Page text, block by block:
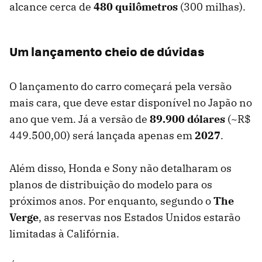
alcance cerca de 480 quilômetros (300 milhas).
Um lançamento cheio de dúvidas
O lançamento do carro começará pela versão
mais cara, que deve estar disponível no Japão no
ano que vem. Já a versão de 89.900 dólares (~R$
449.500,00) será lançada apenas em2027.
Além disso, Honda e Sony não detalharam os
planos de distribuição do modelo para os
próximos anos. Por enquanto, segundo oThe
Verge, as reservas nos Estados Unidos estarão
limitadas à Califórnia.